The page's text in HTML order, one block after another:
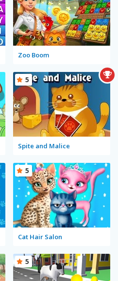
Zoo Boom
Spite and Malice
5
Cat Hair Salon
5
5